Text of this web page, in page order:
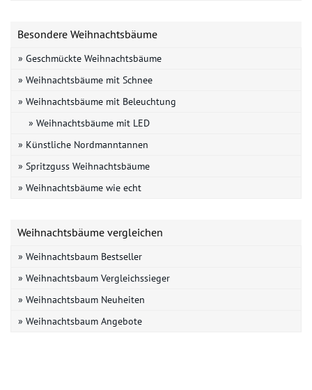
Besondere Weihnachtsbäume
» Geschmückte Weihnachtsbäume
» Weihnachtsbäume mit Schnee
» Weihnachtsbäume mit Beleuchtung
» Weihnachtsbäume mit LED
» Künstliche Nordmanntannen
» Spritzguss Weihnachtsbäume
» Weihnachtsbäume wie echt
Weihnachtsbäume vergleichen
» Weihnachtsbaum Bestseller
» Weihnachtsbaum Vergleichssieger
» Weihnachtsbaum Neuheiten
» Weihnachtsbaum Angebote